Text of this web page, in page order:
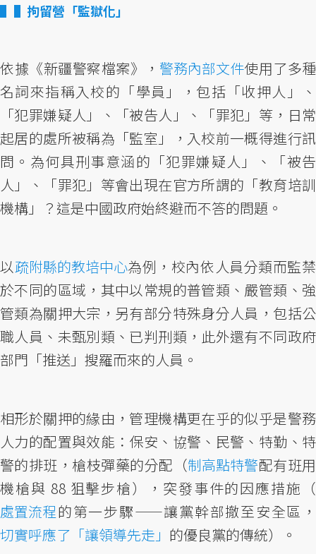
▌拘留營「監獄化」
依據《新疆警察檔案》， 警務內部文件使用了多種
名詞來指稱入校的「學員」，包括「收押人」、
「犯罪嫌疑人」、「被告人」、「罪犯」等，日常
起居的處所被稱為「監室」，入校前一概得進行訊
問。為何具刑事意涵的「犯罪嫌疑人」、「被告
人」、「罪犯」等會出現在官方所謂的「教育培訓
機構」？這是中國政府始終避而不答的問題。
以疏附縣的教培中心為例，校內依人員分類而監禁
於不同的區域，其中以常規的普管類、嚴管類、強
管類為關押大宗，另有部分特殊身分人員，包括公
職人員、未甄別類、已判刑類，此外還有不同政府
部門「推送」搜羅而來的人員。
相形於關押的緣由，管理機構更在乎的似乎是警務
人力的配置與效能：保安、協警、民警、特勤、特
警的排班，槍枝彈藥的分配（制高點特警配有班用
機槍與 88 狙擊步槍），突發事件的因應措施（
處置流程的第一步驟——讓黨幹部撤至安全區，
切實呼應了「讓領導先走」 的優良黨的傳統）。